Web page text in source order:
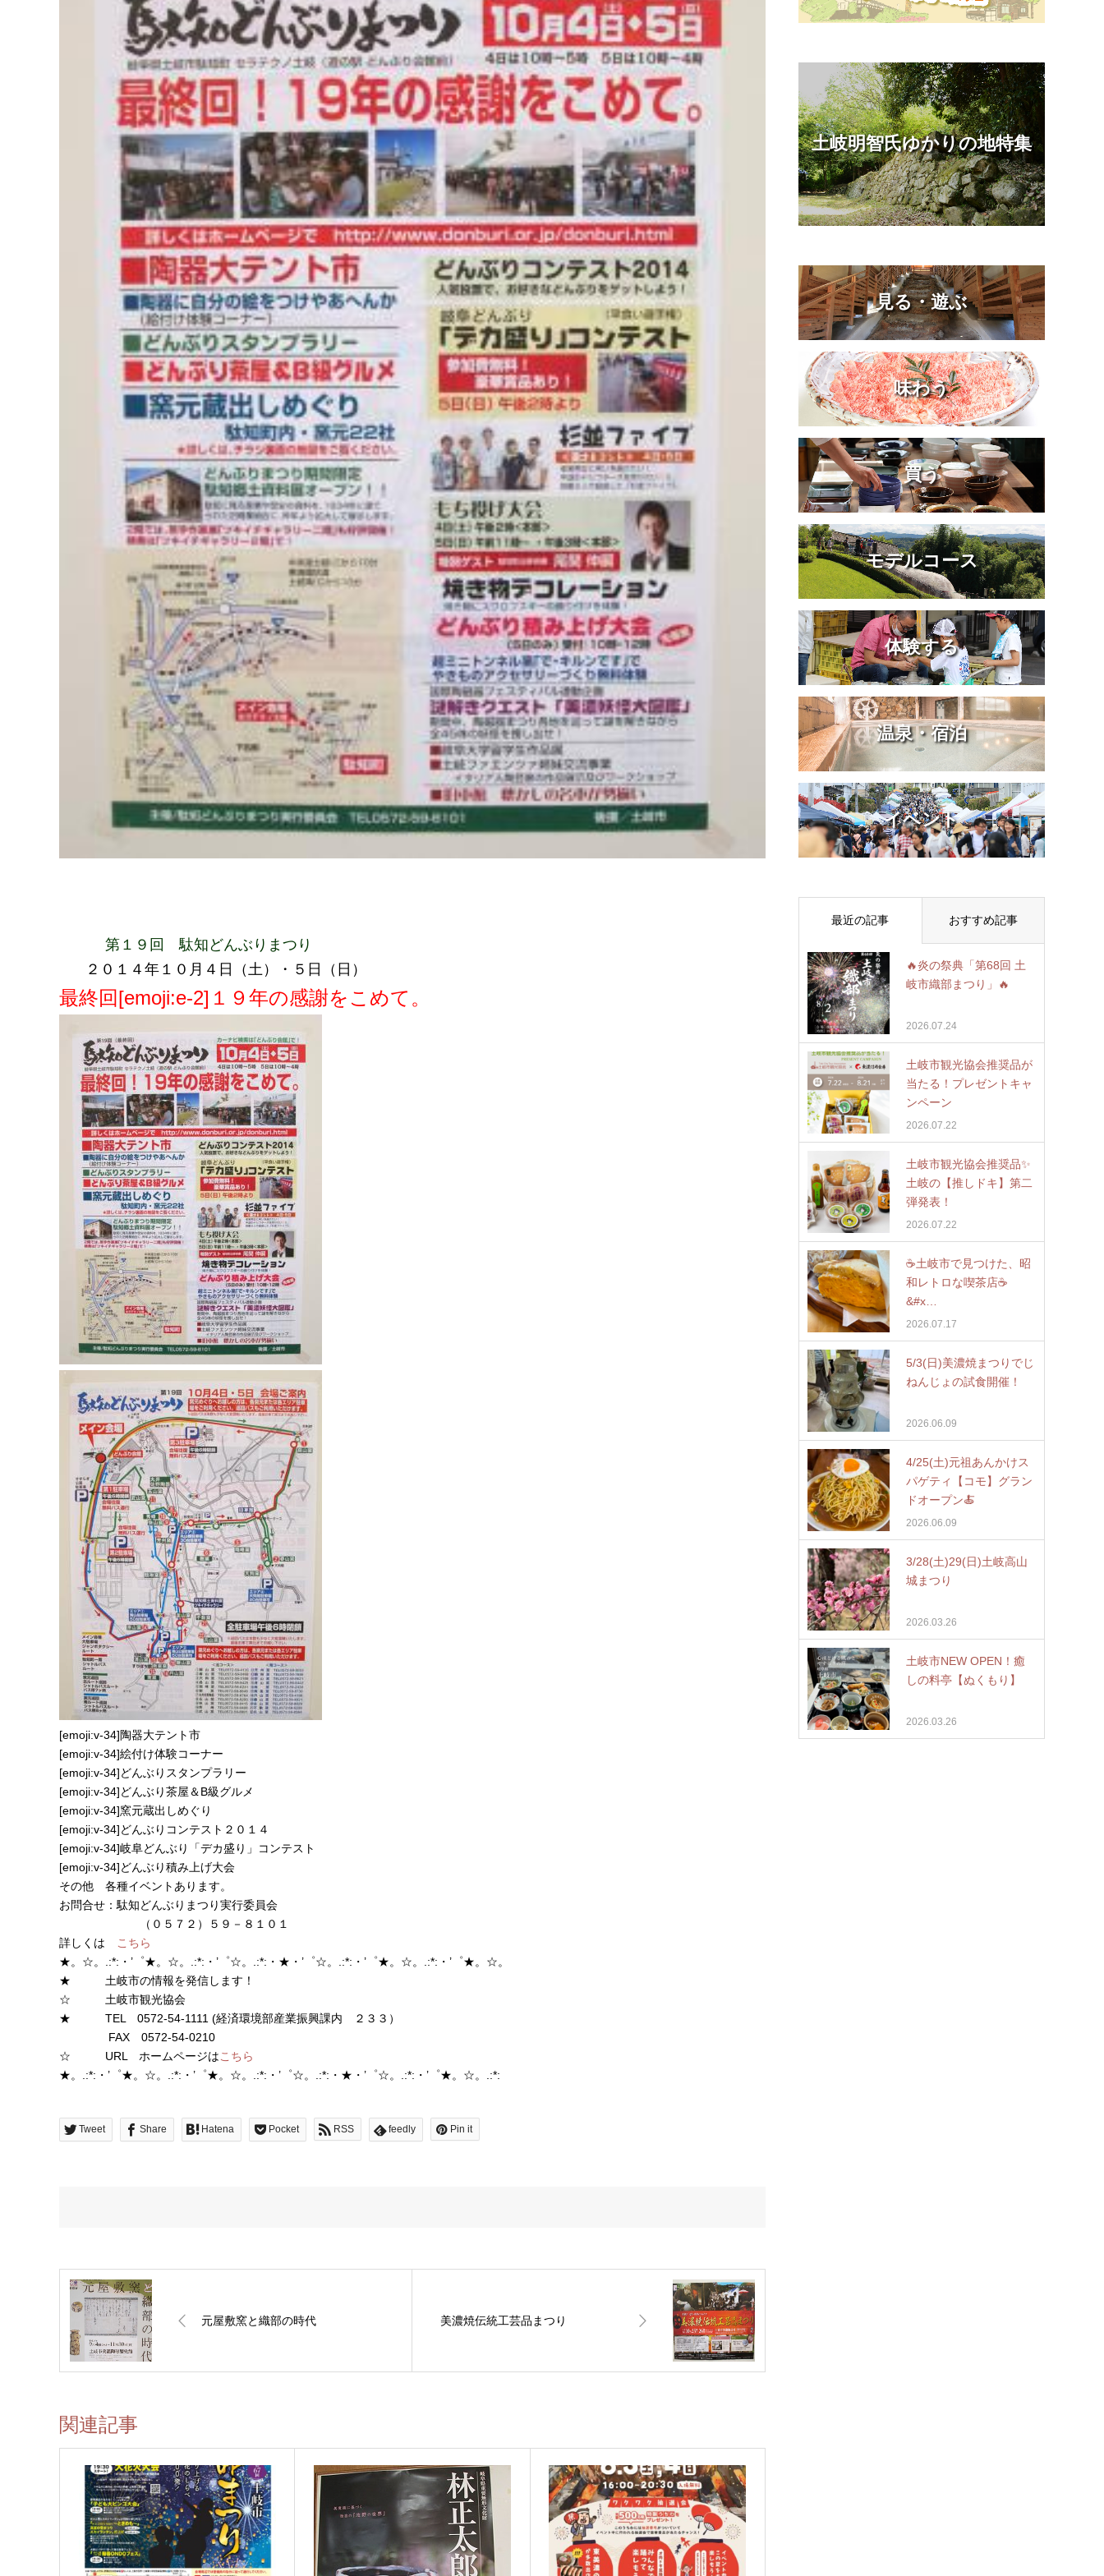
第１９回 駄知どんぶりまつり
２０１４年１０月４日（土）・５日（日）
最終回[emoji:e-2]１９年の感謝をこめて。
[emoji:v-34]陶器大テント市
[emoji:v-34]絵付け体験コーナー
[emoji:v-34]どんぶりスタンプラリー
[emoji:v-34]どんぶり茶屋＆B級グルメ
[emoji:v-34]窯元蔵出しめぐり
[emoji:v-34]どんぶりコンテスト２０１４
[emoji:v-34]岐阜どんぶり「デカ盛り」コンテスト
[emoji:v-34]どんぶり積み上げ大会
その他 各種イベントあります。
お問合せ：駄知どんぶりまつり実行委員会
（０５７２）５９－８１０１
詳しくは
こちら
★。☆。.:*:・’゜★。☆。.:*:・’゜☆。.:*:・★・’゜☆。.:*:・’゜★。☆。.:*:・’゜★。☆。
★ 土岐市の情報を発信します！
☆ 土岐市観光協会
★ TEL 0572-54-1111 (経済環境部産業振興課内 ２３３）
FAX 0572-54-0210
☆ URL ホームページはこちら
★。.:*:・’゜★。☆。.:*:・’゜★。☆。.:*:・’゜☆。.:*:・★・’゜☆。.:*:・’゜★。☆。.:*:
Tweet Share Hatena Pocket RSS feedly Pin it
元屋敷窯と織部の時代 美濃焼伝統工芸品まつり
関連記事
土岐明智氏ゆかりの地特集
見る・遊ぶ
味わう
買う
モデルコース
体験する
温泉・宿泊
イベント
最近の記事 おすすめ記事
🔥炎の祭典「第68回 土
岐市織部まつり」🔥
2026.07.24
土岐市観光協会推奨品が
当たる！プレゼントキャ
ンペーン
2026.07.22
土岐市観光協会推奨品✨
土岐の【推しドキ】第二
弾発表！
2026.07.22
☕️土岐市で見つけた、昭
和レトロな喫茶店☕
&#x…
2026.07.17
5/3(日)美濃焼まつりでじ
ねんじょの試食開催！
2026.06.09
4/25(土)元祖あんかけス
パゲティ【コモ】グラン
ドオープン🍝
2026.06.09
3/28(土)29(日)土岐高山
城まつり
2026.03.26
土岐市NEW OPEN！癒
しの料亭【ぬくもり】
2026.03.26